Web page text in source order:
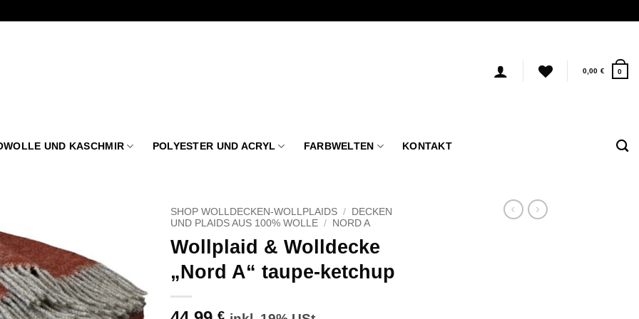
0,00 € 0
UND KASCHMIR POLYESTER UND ACRYL FARBWELTEN KONTAKT
Wunschliste
hinzufügen
SHOP WOLLDECKEN-WOLLPLAIDS /
DECKEN
UND PLAIDS AUS 100% WOLLE / NORD A
Wollplaid & Wolldecke
„Nord A“ taupe-ketchup
€